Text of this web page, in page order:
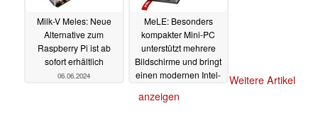
Milk-V Meles: Neue
Alternative zum
Raspberry Pi ist ab
sofort erhältlich
06.06.2024
MeLE: Besonders
kompakter Mini-PC
unterstützt mehrere
Bildschirme und bringt
einen modernen Intel-
Weitere Artikel
anzeigen